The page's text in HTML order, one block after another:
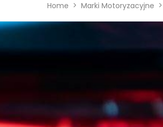
Home Marki Motoryzacyjne